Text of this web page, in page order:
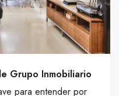
Grupo Inmobiliario
para entender por